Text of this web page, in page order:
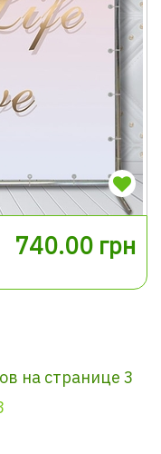
740.00 грн
на странице 3